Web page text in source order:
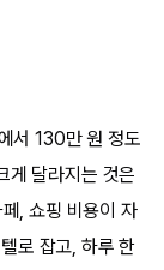
서 130만 원 정도
게 달라지는 것은
, 쇼핑 비용이 자
로 잡고, 하루 한